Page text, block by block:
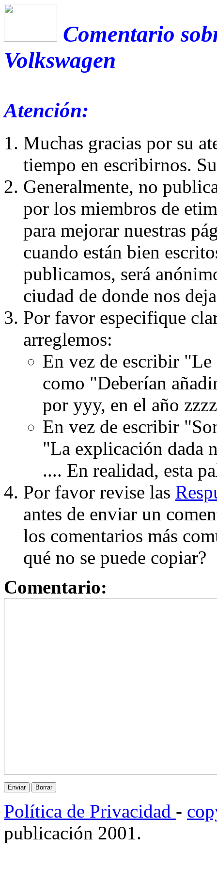
Comentario
Volkswagen
Atención:
Muchas gracias por su
tiempo en escribirnos.
Generalmente, no
por los miembros de
para mejorar nuestras
cuando están bien
publicamos, será
ciudad de donde nos
Por favor especifique
arreglemos:
En vez de escribir
como "Deberían
por yyy, en el año
En vez de escribir
"La explicación dada
.... En realidad, esta
Por favor revise las
antes de enviar un
los comentarios más
qué no se puede copiar?
Comentario:
Política de Privacidad -
publicación 2001.